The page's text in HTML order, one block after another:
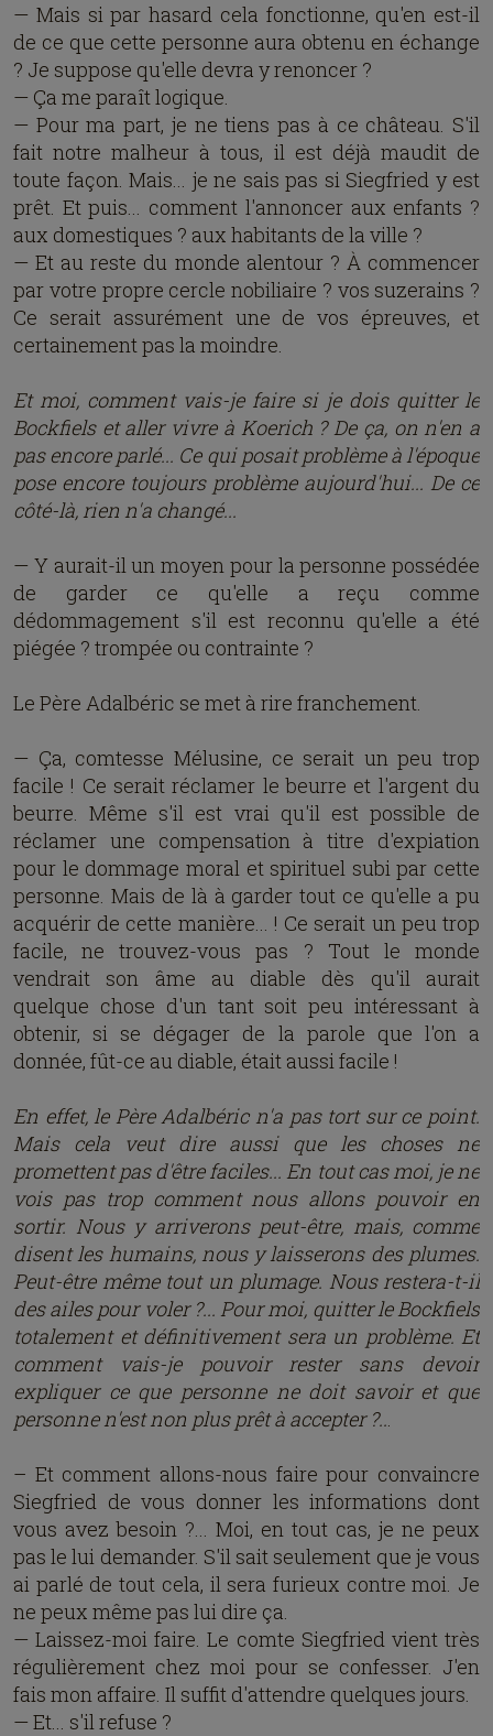
— Mais si par hasard cela fonctionne, qu'en est-il
de ce que cette personne aura obtenu en échange
? Je suppose qu'elle devra y renoncer ?
— Ça me paraît logique.
— Pour ma part, je ne tiens pas à ce château. S'il
fait notre malheur à tous, il est déjà maudit de
toute façon. Mais... je ne sais pas si Siegfried y est
prêt. Et puis... comment l'annoncer aux enfants ?
aux domestiques ? aux habitants de la ville ?
— Et au reste du monde alentour ? À commencer
par votre propre cercle nobiliaire ? vos suzerains ?
Ce serait assurément une de vos épreuves, et
certainement pas la moindre.
Et moi, comment vais-je faire si je dois quitter le
Bockfiels et aller vivre à Koerich ? De ça, on n'en a
pas encore parlé... Ce qui posait problème à l'époque
pose encore toujours problème aujourd'hui... De ce
côté-là, rien n'a changé...
— Y aurait-il un moyen pour la personne possédée
de garder ce qu'elle a reçu comme
dédommagement s'il est reconnu qu'elle a été
piégée ? trompée ou contrainte ?
Le Père Adalbéric se met à rire franchement.
— Ça, comtesse Mélusine, ce serait un peu trop
facile ! Ce serait réclamer le beurre et l'argent du
beurre. Même s'il est vrai qu'il est possible de
réclamer une compensation à titre d'expiation
pour le dommage moral et spirituel subi par cette
personne. Mais de là à garder tout ce qu'elle a pu
acquérir de cette manière... ! Ce serait un peu trop
facile, ne trouvez-vous pas ? Tout le monde
vendrait son âme au diable dès qu'il aurait
quelque chose d'un tant soit peu intéressant à
obtenir, si se dégager de la parole que l'on a
donnée, fût-ce au diable, était aussi facile !
En effet, le Père Adalbéric n'a pas tort sur ce point.
Mais cela veut dire aussi que les choses ne
promettent pas d'être faciles... En tout cas moi, je ne
vois pas trop comment nous allons pouvoir en
sortir. Nous y arriverons peut-être, mais, comme
disent les humains, nous y laisserons des plumes.
Peut-être même tout un plumage. Nous restera-t-il
des ailes pour voler ?... Pour moi, quitter le Bockfiels
totalement et définitivement sera un problème. Et
comment vais-je pouvoir rester sans devoir
expliquer ce que personne ne doit savoir et que
personne n'est non plus prêt à accepter ?...
– Et comment allons-nous faire pour convaincre
Siegfried de vous donner les informations dont
vous avez besoin ?... Moi, en tout cas, je ne peux
pas le lui demander. S'il sait seulement que je vous
ai parlé de tout cela, il sera furieux contre moi. Je
ne peux même pas lui dire ça.
— Laissez-moi faire. Le comte Siegfried vient très
régulièrement chez moi pour se confesser. J'en
fais mon affaire. Il suffit d'attendre quelques jours.
— Et... s'il refuse ?